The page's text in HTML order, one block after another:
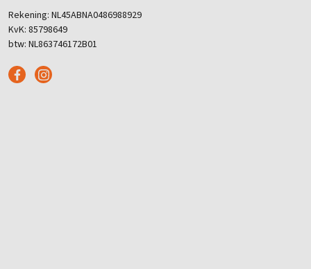
Rekening: NL45ABNA0486988929
KvK: 85798649
btw: NL863746172B01